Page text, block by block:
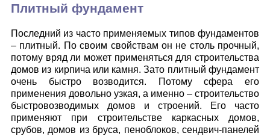
Плитный фундамент
Последний из часто применяемых типов фундаментов
– плитный. По своим свойствам он не столь прочный,
потому вряд ли может применяться для строительства
домов из кирпича или камня. Зато плитный фундамент
очень быстро возводится. Потому сфера его
применения довольно узкая, а именно – строительство
быстровозводимых домов и строений. Его часто
применяют при строительстве каркасных домов,
срубов, домов из бруса, пеноблоков, сендвич-панелей